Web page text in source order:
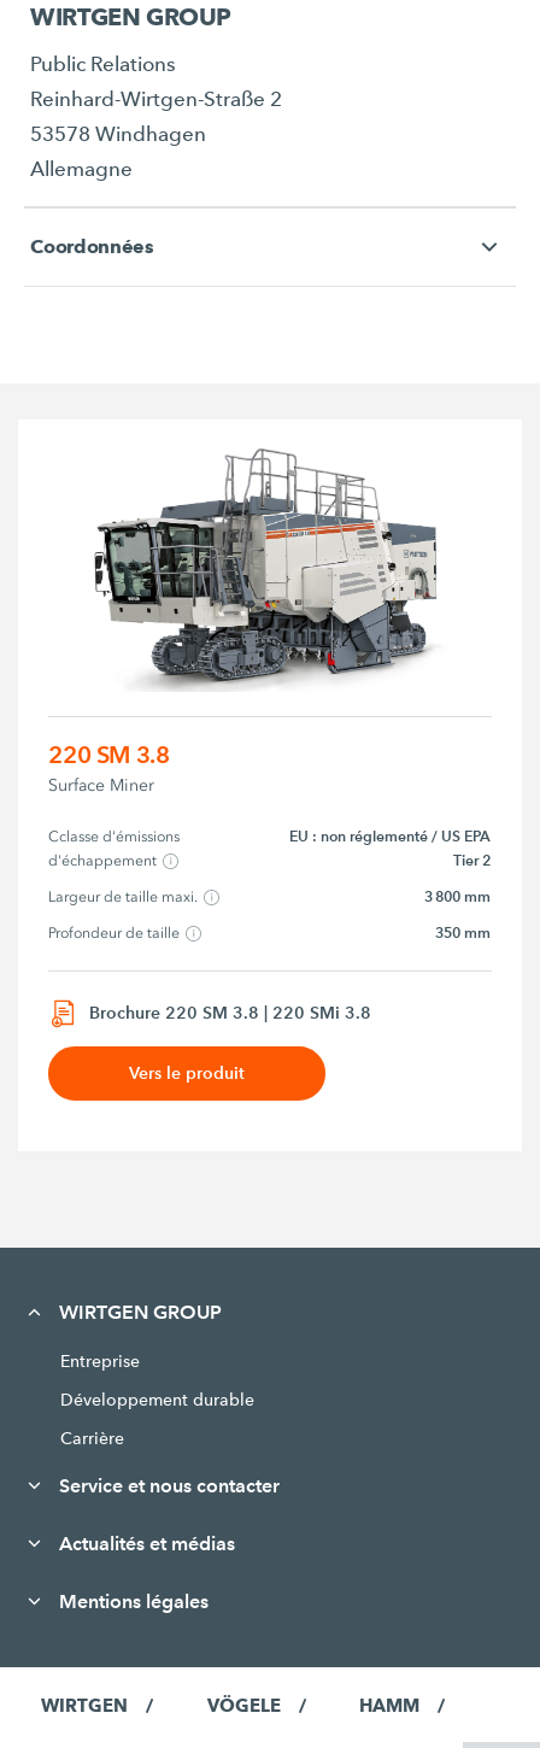
WIRTGEN GROUP
Public Relations
Reinhard-Wirtgen-Straße 2
53578 Windhagen
Allemagne
Coordonnées
220 SM 3.8
Surface Miner
Cclasse d'émissions
d'échappement
EU : non réglementé / US EPA
Tier 2
Largeur de taille maxi. 3 800 mm
Profondeur de taille 350 mm
Brochure 220 SM 3.8 | 220 SMi 3.8
Vers le produit
WIRTGEN GROUP
Entreprise
Développement durable
Carrière
Service et nous contacter
Actualités et médias
Mentions légales
WIRTGEN VÖGELE HAMM